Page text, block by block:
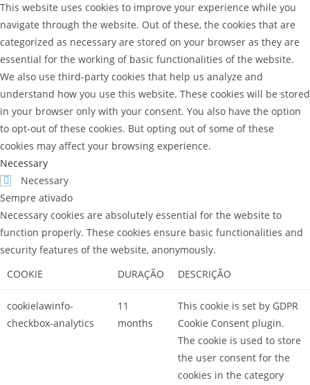
This website uses cookies to improve your experience while you
navigate through the website. Out of these, the cookies that are
categorized as necessary are stored on your browser as they are
essential for the working of basic functionalities of the website.
We also use third-party cookies that help us analyze and
understand how you use this website. These cookies will be stored
in your browser only with your consent. You also have the option
to opt-out of these cookies. But opting out of some of these
cookies may affect your browsing experience.
Necessary
Necessary
Sempre ativado
Necessary cookies are absolutely essential for the website to
function properly. These cookies ensure basic functionalities and
security features of the website, anonymously.
COOKIE
DURAÇÃO DESCRIÇÃO
cookielawinfo-
checkbox-analytics
11
months
This cookie is set by GDPR
Cookie Consent plugin.
The cookie is used to store
the user consent for the
cookies in the category